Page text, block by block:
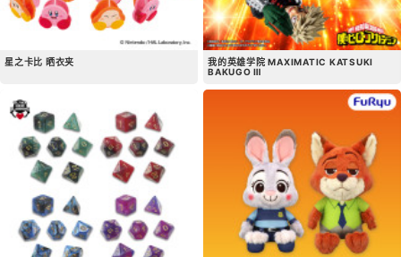
星之卡比 晒衣夹
我的英雄学院 MAXIMATIC KATSUKI
BAKUGO Ⅲ